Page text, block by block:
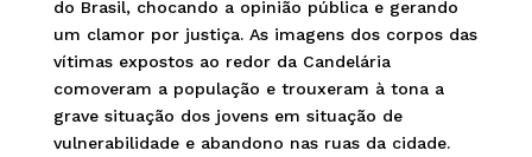
do Brasil, chocando a opinião pública e gerando
um clamor por justiça. As imagens dos corpos das
vítimas expostos ao redor da Candelária
comoveram a população e trouxeram à tona a
grave situação dos jovens em situação de
vulnerabilidade e abandono nas ruas da cidade.